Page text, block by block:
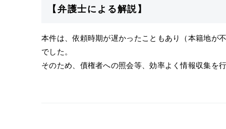
【弁護士による解説】
本件は、依頼時期が遅かったこともあり（本籍地が
でした。
そのため、債権者への照会等、効率よく情報収集を